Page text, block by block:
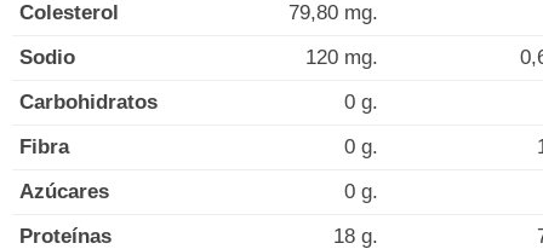
Colesterol
79,80 mg.
Sodio
120 mg.
Carbohidratos
0 g.
Fibra
0 g.
Azúcares
0 g.
Proteínas
18 g.